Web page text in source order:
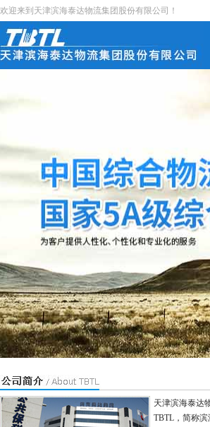
欢迎来到天津滨海泰达物流集团股份有限公司！
天津滨海泰达
TBTL，简称滨